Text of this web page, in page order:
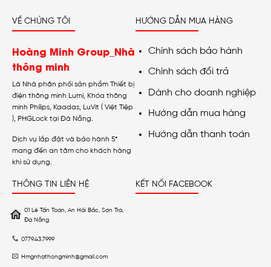
VỀ CHÚNG TÔI
Hoàng Minh Group_Nhà
thông minh
Là Nhà phân phối sản phẩm Thiết bị
điện thông minh Lumi, Khóa thông
minh Philips, Kaadas, LuVit ( Việt Tiệp
), PHGLock tại Đà Nẵng.
Dịch vụ lắp đặt và bảo hành 5*
mang đến an tâm cho khách hàng
khi sử dụng.
HƯỚNG DẪN MUA HÀNG
Chính sách bảo hành
Chính sách đổi trả
Dành cho doanh nghiệp
Hướng dẫn mua hàng
Hướng dẫn thanh toán
THÔNG TIN LIÊN HỆ
01 Lê Tấn Toán, An Hải Bắc, Sơn Trà,
Đà Nẵng
0779.43.7999
Hmgnhathongminh@gmail.com
KẾT NỐI FACEBOOK